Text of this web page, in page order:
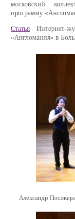
московский
программу
Статья Интернет-
«Англомания» в
Александр